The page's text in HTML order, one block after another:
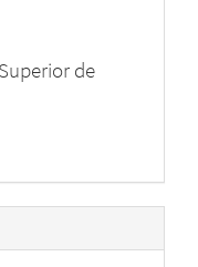
de